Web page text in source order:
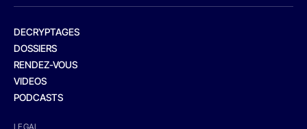
DECRYPTAGES
DOSSIERS
RENDEZ-VOUS
VIDEOS
PODCASTS
LEGAL